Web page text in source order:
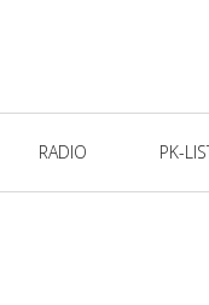
RADIO PK-